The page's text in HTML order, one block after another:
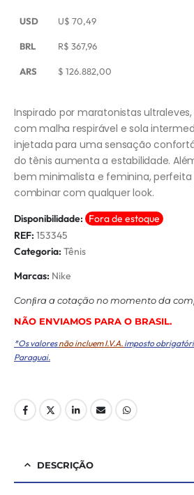
USD U$ 70,49
BRL R$ 367,96
ARS $ 126.882,00
Inspirado por maratonistas ultraleves,
com malha respirável e sola
injetada para uma sensação
do tênis aumenta a estabilidade.
bem minimalista e feminina, perfeita
combinar com qualquer look.
Disponibilidade: Fora de estoque
REF: 153345
Categoria: Tênis
Marcas: Nike
Conﬁra a cotação no momento da
NÃO ENVIAMOS PARA O BRASIL.
*Os valoresnão incluem I.V.A. imposto
Paraguai.
DESCRIÇÃO